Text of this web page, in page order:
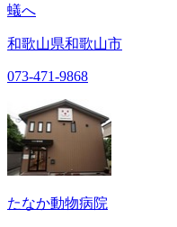
蟻へ
和歌山県和歌山市
073-471-9868
たなか動物病院